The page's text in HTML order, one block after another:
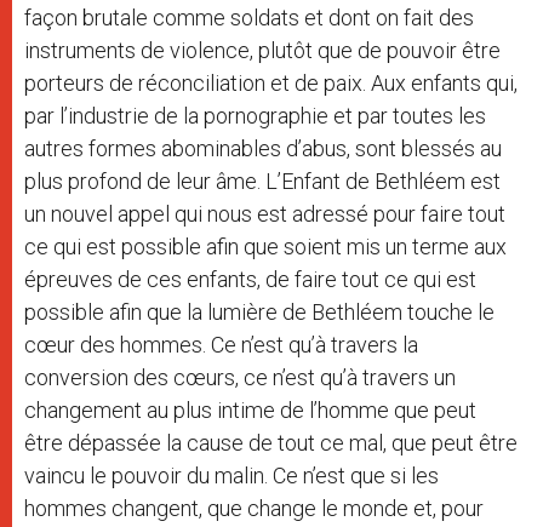
façon brutale comme soldats et dont on fait des
instruments de violence, plutôt que de pouvoir être
porteurs de réconciliation et de paix. Aux enfants qui,
par l’industrie de la pornographie et par toutes les
autres formes abominables d’abus, sont blessés au
plus profond de leur âme. L’Enfant de Bethléem est
un nouvel appel qui nous est adressé pour faire tout
ce qui est possible afin que soient mis un terme aux
épreuves de ces enfants, de faire tout ce qui est
possible afin que la lumière de Bethléem touche le
cœur des hommes. Ce n’est qu’à travers la
conversion des cœurs, ce n’est qu’à travers un
changement au plus intime de l’homme que peut
être dépassée la cause de tout ce mal, que peut être
vaincu le pouvoir du malin. Ce n’est que si les
hommes changent, que change le monde et, pour